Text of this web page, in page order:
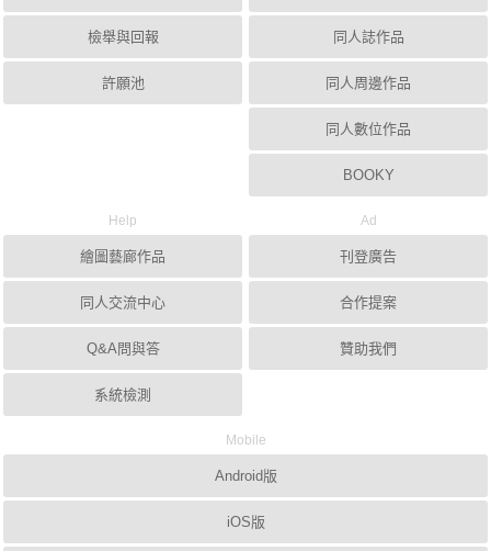
檢舉與回報
許願池
同人誌作品
同人周邊作品
同人數位作品
BOOKY
Help
繪圖藝廊作品
同人交流中心
Q&A問與答
系統檢測
Ad
刊登廣告
合作提案
贊助我們
Mobile
Android版
iOS版